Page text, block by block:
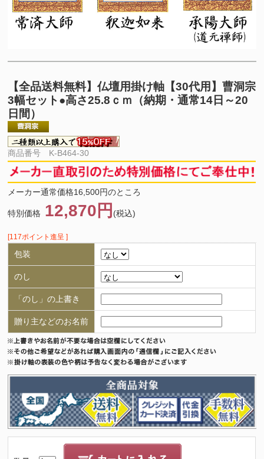
【全品送料無料】仏壇用掛け軸【30代用】曹洞宗
3幅セット●高さ25.8ｃｍ（納期・通常14日～20
日間）
商品番号 K-B464-30
メーカー通常価格16,500円のところ
特別価格 12,870円 (税込)
[117ポイント進呈 ]
包装
のし
「のし」の上書き
贈り主などのお名前